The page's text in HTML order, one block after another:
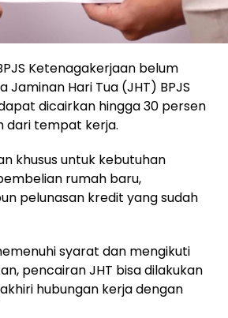
Ketenagakerjaan belum
Jaminan Hari Tua (JHT) BPJS
dicairkan hingga 30 persen
dari tempat kerja.
khusus untuk kebutuhan
rumah baru,
pelunasan kredit yang sudah
syarat dan mengikuti
pencairan JHT bisa dilakukan
hubungan kerja dengan